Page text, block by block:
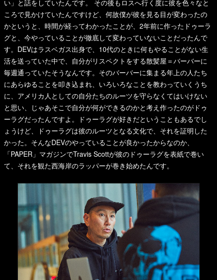
い」と話をしていたんです。 その後もロスへ行く度に彼を色々なと
ころで見かけていたんですけど、何故僕が彼を見る目が変わったの
かというと、時間が経ってわかったことが、2年前に作ったドゥーラ
グと、今やっていることが徹底して変わっていないことだったんで
す。DEVはラスベガス出身で、10代のときに何もやることがない生
活を送っていた中で、自分がリスペクトをする散髪屋＝バーバーに
毎週通っていたそうなんです。そのバーバーに集まる年上の人たち
にあらゆることを叩き込まれ、いろいろなことを教わっていくうち
に、アメリカ人としての自分たちのルーツを守らなくてはいけない
と思い、じゃあそこで自分が何ができるのかと考え作ったのがドゥ
ーラグだったんですよ。ドゥーラグが好きだということもあるでし
ょうけど、ドゥーラグは彼のルーツとなる文化で、それを証明した
かった。そんなDEVのやっていることが良かったからなのか、
「PAPER」マガジンでTravis Scottが彼のドゥーラグを表紙で巻い
て、それを観た西海岸のラッパーが巻き始めたんです。